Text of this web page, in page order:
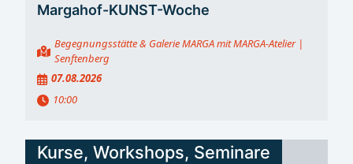
Margahof-KUNST-Woche
Begegnungsstätte & Galerie MARGA mit MARGA-Atelier |
Senftenberg
07.08.2026
10:00
Kurse, Workshops, Seminare